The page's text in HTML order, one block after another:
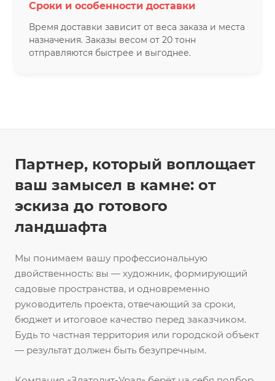
Сроки и особенности доставки
Время доставки зависит от веса заказа и места
назначения. Заказы весом от 20 тонн
отправляются быстрее и выгоднее.
Партнер, который воплощает
ваш замысел в камне: от
эскиза до готового
ландшафта
Мы понимаем вашу профессиональную
двойственность: вы — художник, формирующий
садовые пространства, и одновременно
руководитель проекта, отвечающий за сроки,
бюджет и итоговое качество перед заказчиком.
Будь то частная территория или городской объект
— результат должен быть безупречным.